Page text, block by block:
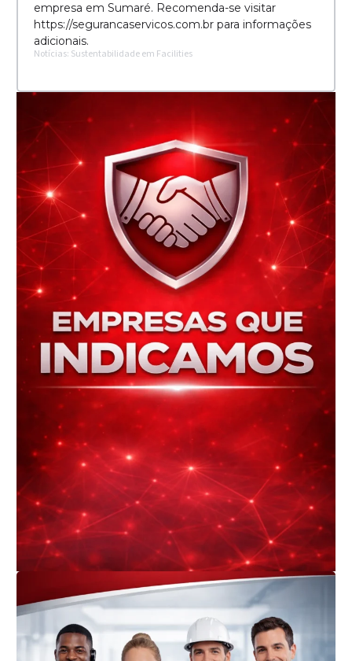
empresa em Sumaré. Recomenda-se visitar
https://segurancaservicos.com.br para informações
adicionais.
Notícias: Sustentabilidade em Facilities